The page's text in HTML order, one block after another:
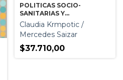
POLITICAS SOCIO-
SANITARIAS Y
ALTERNATIVAS
TERAPEUTICAS
Claudia Krmpotic /
Mercedes Saizar
$37.710,00